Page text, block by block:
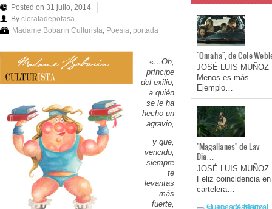
Posted on 31 julio, 2014
By cloratadepotasa
Madame Bobarín Culturista Poesía portada
«…Oh,
príncipe
del exilio,
a quién
se le ha
hecho un
agravio,
y que,
vencido,
siempre
te
levantas
más
fuerte,
"Omaha", de Cole
JOSÉ LUIS MUÑOZ
Menos es más.
Ejemplo…
"Magallanes" de Lav
Dia…
JOSÉ LUIS MUÑOZ
Feliz coincidencia en
cartelera…